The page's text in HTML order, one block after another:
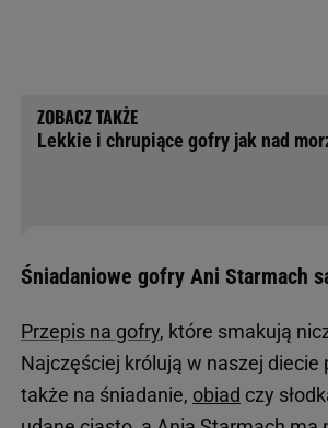
Lekkie i chrupiące gofry jak nad
Śniadaniowe gofry Ani Starmach
Przepis na gofry, które smakują
Najczęściej królują w naszej
także na śniadanie, obiad czy